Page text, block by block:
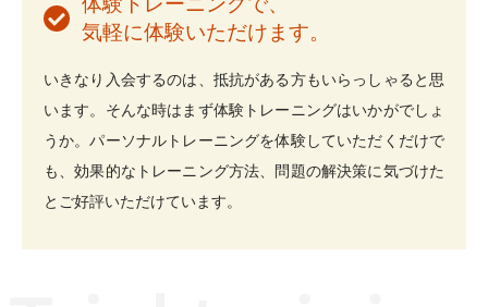
気軽に体験いただけます。
いきなり入会するのは、抵抗がある方もいらっしゃると思
います。そんな時はまず体験トレーニングはいかがでしょ
うか。パーソナルトレーニングを体験していただくだけで
も、効果的なトレーニング方法、問題の解決策に気づけた
とご好評いただけています。